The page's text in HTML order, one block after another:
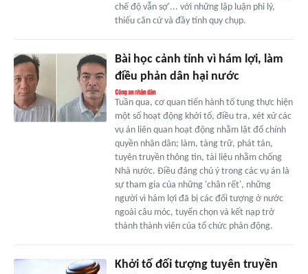
chế độ vẫn sợ'... với những lập luận phi lý,
thiếu căn cứ và đầy tính quy chụp.
Bài học cảnh tỉnh vì hám lợi, làm
điều phản dân hại nước
Tuần qua, cơ quan tiến hành tố tụng thực hiện
một số hoạt động khởi tố, điều tra, xét xử các
vụ án liên quan hoạt động nhằm lật đổ chính
quyền nhân dân; làm, tàng trữ, phát tán,
tuyên truyền thông tin, tài liệu nhằm chống
Nhà nước. Điều đáng chú ý trong các vụ án là
sự tham gia của những 'chân rết', những
người vì hám lợi đã bị các đối tượng ở nước
ngoài câu móc, tuyển chọn và kết nạp trở
thành thành viên của tổ chức phản động.
Khởi tố đối tượng tuyên truyền